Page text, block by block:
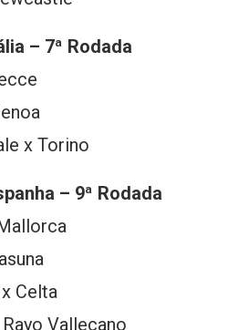
– 7ª Rodada
x Torino
– 9ª Rodada
Celta
Vallecano